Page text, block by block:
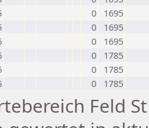
0
1695
0
1695
0
1695
0
1785
0
1785
0 1785
Feld